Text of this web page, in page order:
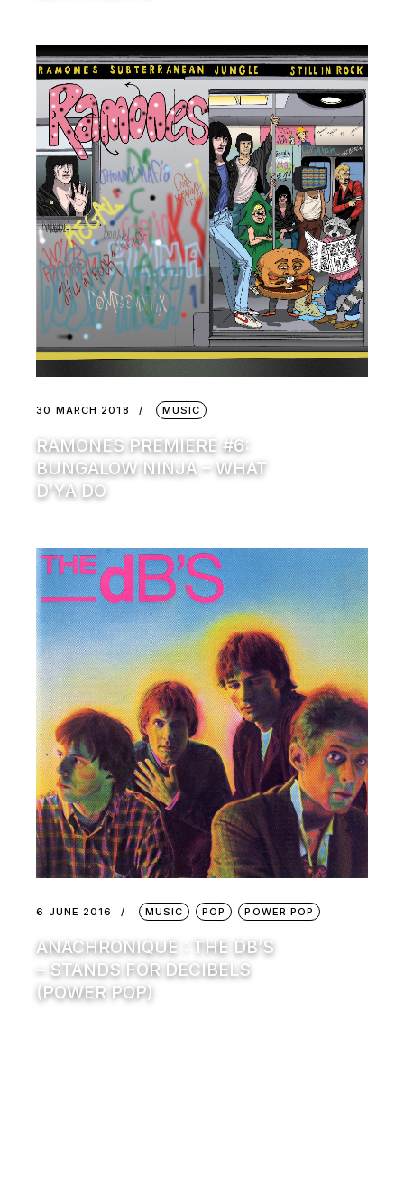
30 MARCH 2018 MUSIC
RAMONES PREMIERE #6:
BUNGALOW NINJA – WHAT
D’YA DO
6 JUNE 2016 MUSIC POP POWER POP
ANACHRONIQUE : THE DB’S
– STANDS FOR DECIBELS
(POWER POP)